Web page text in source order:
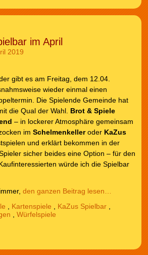
im April
2019
gibt es am Freitag, dem 12.04.
wieder einmal einen
Die Spielende Gemeinde hat
die Qual der Wahl. Brot & Spiele
– in lockerer Atmosphäre gemeinsam
im Schelmenkelleroder KaZus
und erklärt bekommen in der
sicher beides eine Option – für den
würde ich die Spielbar
den ganzen Beitrag lesen…
Kartenspiele KaZus Spielbar,
Würfelspiele